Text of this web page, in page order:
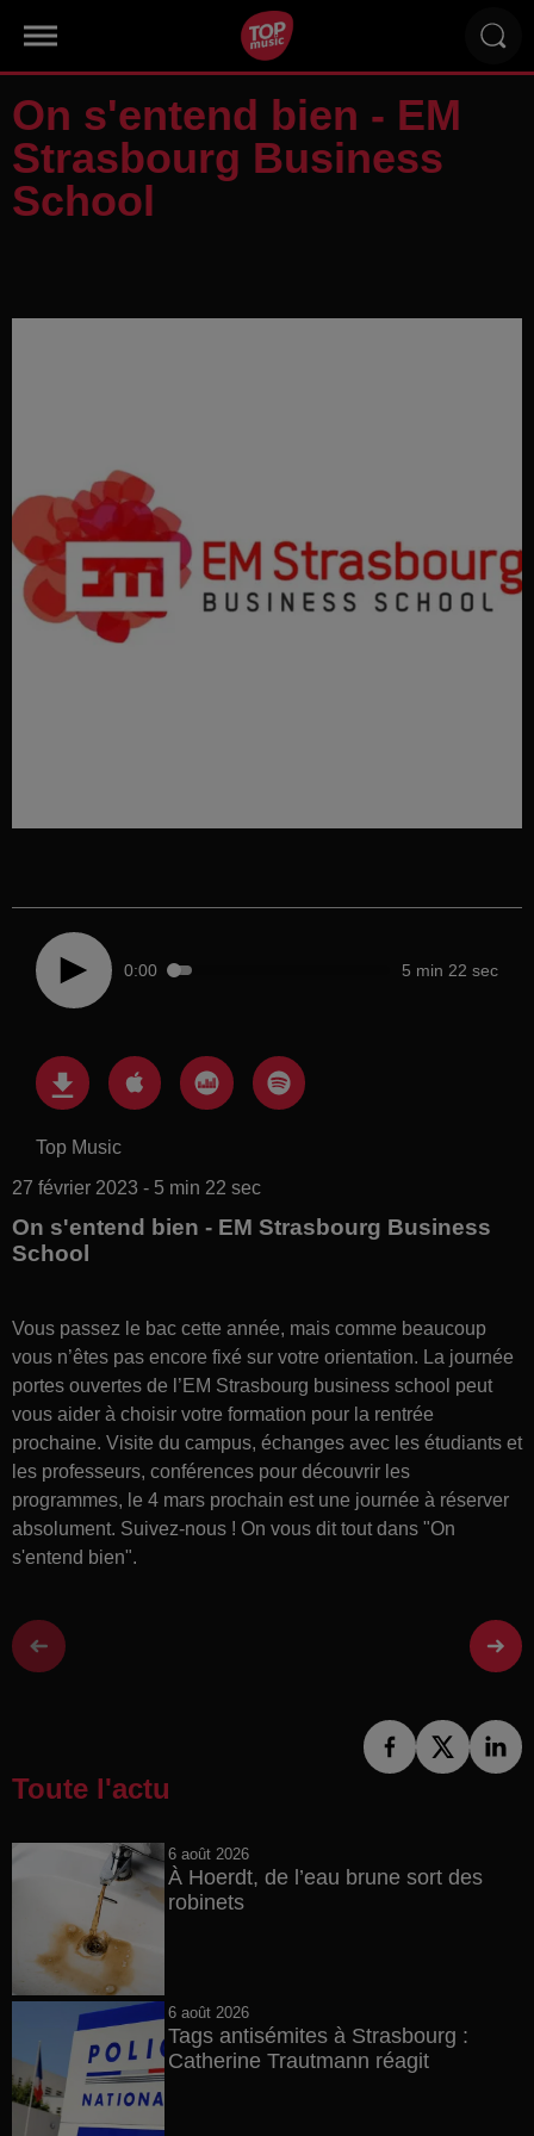
On s'entend bien - EM
Strasbourg Business
School
0:00 5 min 22 sec
Top Music
27 février 2023 - 5 min 22 sec
On s'entend bien - EM Strasbourg Business
School
Vous passez le bac cette année, mais comme beaucoup
vous n’êtes pas encore fixé sur votre orientation. La journée
portes ouvertes de l’EM Strasbourg business school peut
vous aider à choisir votre formation pour la rentrée
prochaine. Visite du campus, échanges avec les étudiants et
les professeurs, conférences pour découvrir les
programmes, le 4 mars prochain est une journée à réserver
absolument. Suivez-nous ! On vous dit tout dans "On
s'entend bien".
Toute l'actu
6 août 2026
À Hoerdt, de l’eau brune sort des
robinets
6 août 2026
Tags antisémites à Strasbourg :
Catherine Trautmann réagit